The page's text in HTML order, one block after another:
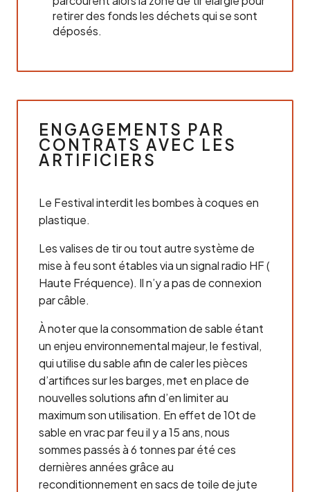
retirer des fonds les déchets qui se sont
déposés.
ENGAGEMENTS PAR
CONTRATS AVEC LES
ARTIFICIERS
Le Festival interdit les bombes à coques en
plastique.
Les valises de tir ou tout autre système de
mise à feu sont étables via un signal radio HF (
Haute Fréquence). Il n’y a pas de connexion
par câble.
À noter que la consommation de sable étant
un enjeu environnemental majeur, le festival,
qui utilise du sable afin de caler les pièces
d’artifices sur les barges, met en place de
nouvelles solutions afin d’en limiter au
maximum son utilisation. En effet de 10t de
sable en vrac par feu il y a 15 ans, nous
sommes passés à 6 tonnes par été ces
dernières années grâce au
reconditionnement en sacs de toile de jute